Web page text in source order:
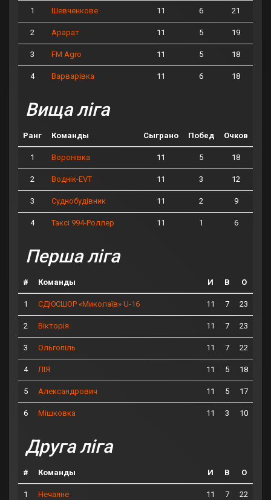
1 Шевченкове 11 6 21
2 Арарат 11 5 19
3 FM Agro 11 5 18
4 Варварівка 11 6 18
Вища ліга
Ранг Команды Сыграно Побед Очков
1 Воронівка 11 5 18
2 Воднік-EVT 11 3 12
3 Суднобудівник 11 2 9
4 Таксі 994-Роллер 11 1 6
Перша ліга
# Команды И В О
1 СДЮСШОР «Миколаїв» U-16 11 7 23
2 Вікторія 11 7 23
3 Ольгопіль 11 7 22
4 ЛІЯ 11 5 18
5 Александрович 11 5 17
6 Мішковка 11 3 10
Друга ліга
# Команды И В О
1 Нечаяне 11 7 22